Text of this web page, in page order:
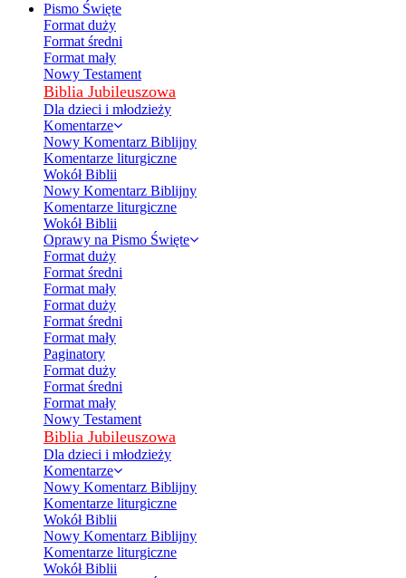
Pismo Święte
Format duży
Format średni
Format mały
Nowy Testament
Biblia Jubileuszowa
Dla dzieci i młodzieży
Komentarze
Nowy Komentarz Biblijny
Komentarze liturgiczne
Wokół Biblii
Nowy Komentarz Biblijny
Komentarze liturgiczne
Wokół Biblii
Oprawy na Pismo Święte
Format duży
Format średni
Format mały
Format duży
Format średni
Format mały
Paginatory
Format duży
Format średni
Format mały
Nowy Testament
Biblia Jubileuszowa
Dla dzieci i młodzieży
Komentarze
Nowy Komentarz Biblijny
Komentarze liturgiczne
Wokół Biblii
Nowy Komentarz Biblijny
Komentarze liturgiczne
Wokół Biblii